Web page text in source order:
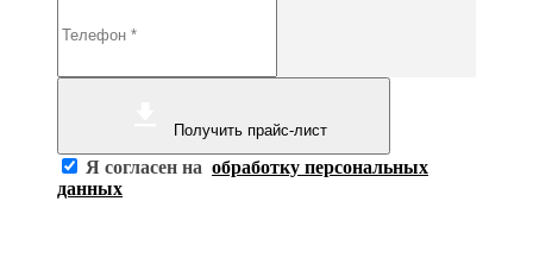
Получить прайс-лист
Я согласен на обработку персональных
данных